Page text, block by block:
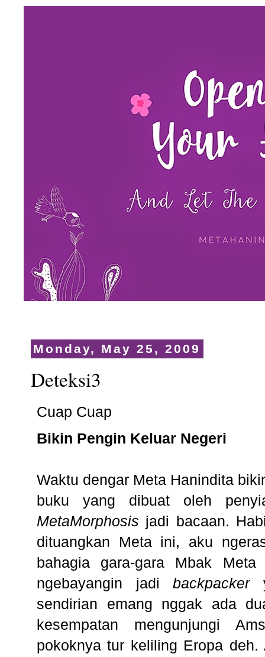
Monday, May 25, 2009
Deteksi3
Cuap Cuap
Bikin Pengin Keluar Negeri
Waktu dengar Meta Hanindita
buku yang dibuat oleh
MetaMorphosis jadi bacaan.
dituangkan Meta ini, aku
bahagia gara-gara Mbak
ngebayangin jadibackpacker
sendirian emang nggak ada
kesempatan mengunjungi
pokoknya tur keliling Eropa